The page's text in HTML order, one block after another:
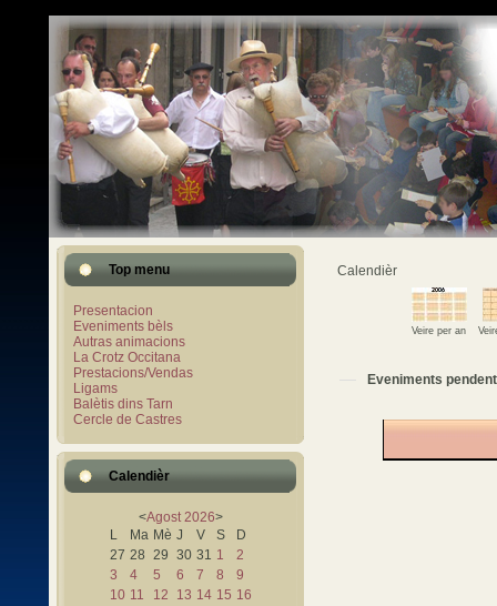
Top menu
Presentacion
Eveniments bèls
Autras animacions
La Crotz Occitana
Prestacions/Vendas
Ligams
Balètis dins Tarn
Cercle de Castres
Calendièr
<Agost 2026>
L
Ma Mè J V S
D
27 28 29 30 31 1
2
3
4 5 6 7 8
9
10 11 12 13 14 15 16
Calendièr
Veire per an
Eveniments pendent